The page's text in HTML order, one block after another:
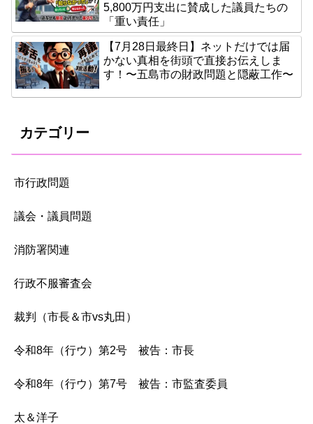
5,800万円支出に賛成した議員たちの
「重い責任」
【7月28日最終日】ネットだけでは届
かない真相を街頭で直接お伝えしま
す！〜五島市の財政問題と隠蔽工作〜
カテゴリー
市行政問題
議会・議員問題
消防署関連
行政不服審査会
裁判（市長＆市vs丸田）
令和8年（行ウ）第2号 被告：市長
令和8年（行ウ）第7号 被告：市監査委員
太＆洋子